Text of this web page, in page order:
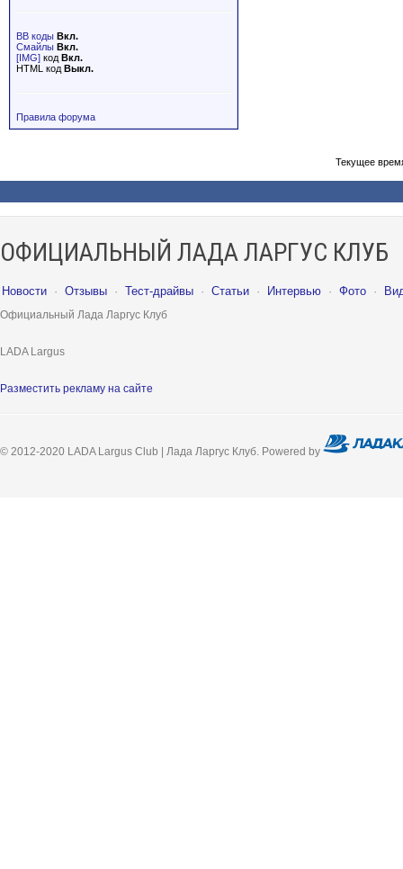
BB коды Вкл.
Смайлы Вкл.
[IMG] код Вкл.
HTML код Выкл.
Правила форума
Текущее
ОФИЦИАЛЬНЫЙ ЛАДА ЛАРГУС КЛУБ
Новости · Отзывы · Тест-драйвы · Статьи · Интервью · Фото ·
Официальный Лада Ларгус Клуб
LADA Largus
Разместить рекламу на сайте
© 2012-2020 LADA Largus Club | Лада Ларгус Клуб. Powered by